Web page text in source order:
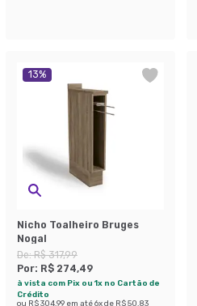
13%
Nicho Toalheiro Bruges
Nogal
De:R$ 317,99
Por: R$ 274,49
à vista com Pix ou 1x no Cartão de
Crédito
ou R$ 304,99 em até6x de R$ 50,83